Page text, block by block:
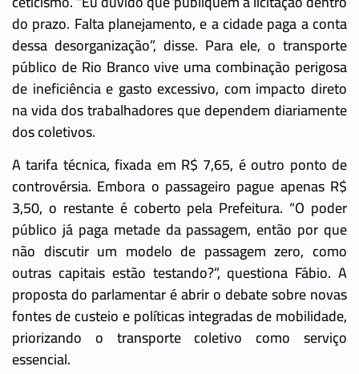
do prazo. Falta planejamento, e a cidade paga a conta
dessa desorganização”, disse. Para ele, o transporte
público de Rio Branco vive uma combinação perigosa
de ineficiência e gasto excessivo, com impacto direto
na vida dos trabalhadores que dependem diariamente
dos coletivos.
A tarifa técnica, fixada em R$ 7,65, é outro ponto de
controvérsia. Embora o passageiro pague apenas R$
3,50, o restante é coberto pela Prefeitura. “O poder
público já paga metade da passagem, então por que
não discutir um modelo de passagem zero, como
outras capitais estão testando?”, questiona Fábio. A
proposta do parlamentar é abrir o debate sobre novas
fontes de custeio e políticas integradas de mobilidade,
priorizando o transporte coletivo como serviço
essencial.